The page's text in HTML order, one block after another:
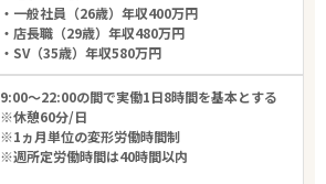
・一般社員（26歳）年収400万円
・店長職（29歳）年収480万円
・SV（35歳）年収580万円
9:00～22:00の間で実働1日8時間を基本とする
※休憩60分/日
※1ヵ月単位の変形労働時間制
※週所定労働時間は40時間以内